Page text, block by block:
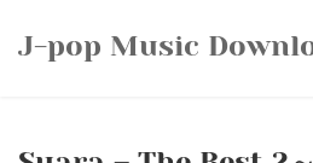
J-pop Music